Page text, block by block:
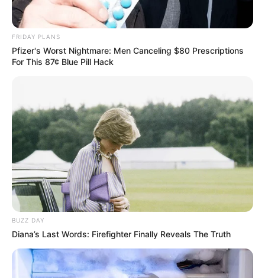
FRIDAY PLANS
Pfizer's Worst Nightmare: Men Canceling $80 Prescriptions
For This 87¢ Blue Pill Hack
BUZZ DAY
Diana’s Last Words: Firefighter Finally Reveals The Truth